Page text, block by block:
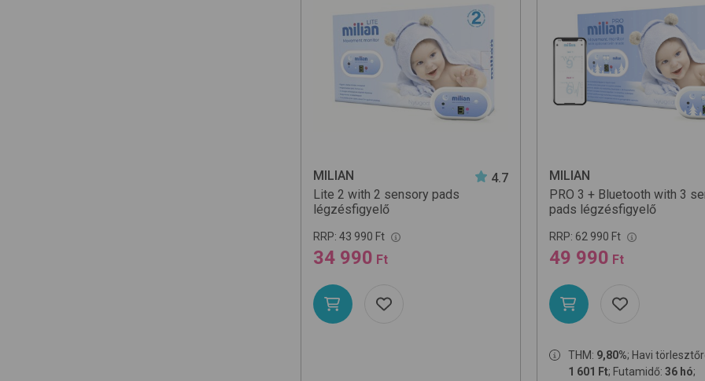
MILIAN
4.7
Lite 2 with 2 sensory pads
légzésfigyelő
RRP: 43 990 Ft
34 990 Ft
MILIAN
PRO 3 + Bluetooth with 3
pads légzésfigyelő
RRP: 62 990 Ft
49 990 Ft
THM: 9,80%; Havi
1 601 Ft; Futamidő: 36 hó;